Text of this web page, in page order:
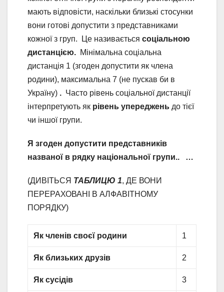
мають відповісти, наскільки близькі стосунки
вони готові допустити з представниками
кожної з груп. Це називається соціальною
дистанцією. Мінімальна соціальна
дистанція 1 (згоден допустити як члена
родини), максимальна 7 (не пускав би в
Україну) . Часто рівень соціальної дистанції
інтерпретують як рівень упереджень до тієї
чи іншої групи.
Я згоден допустити представників
названої в рядку національної групи.. …
(ДИВІТЬСЯ ТАБЛИЦЮ 1, ДЕ ВОНИ
ПЕРЕРАХОВАНІ В АЛФАВІТНОМУ
ПОРЯДКУ)
Як членів своєї родини 1
Як близьких друзів 2
Як сусідів 3